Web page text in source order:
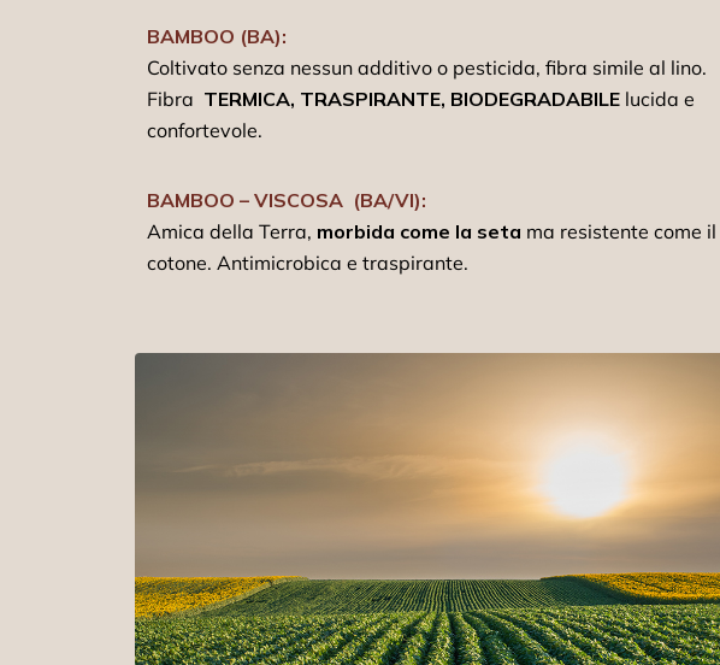
BAMBOO (BA):
Coltivato senza nessun additivo o pesticida, fibra simile al lino.
Fibra TERMICA, TRASPIRANTE, BIODEGRADABILE lucida e
confortevole.
BAMBOO – VISCOSA (BA/VI):
Amica della Terra, morbida come la seta ma resistente come il
cotone. Antimicrobica e traspirante.